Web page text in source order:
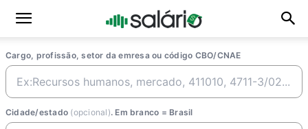
Cargo, profissão, setor da emresa ou código CBO/CNAE
Cidade/estado (opcional). Em branco = Brasil